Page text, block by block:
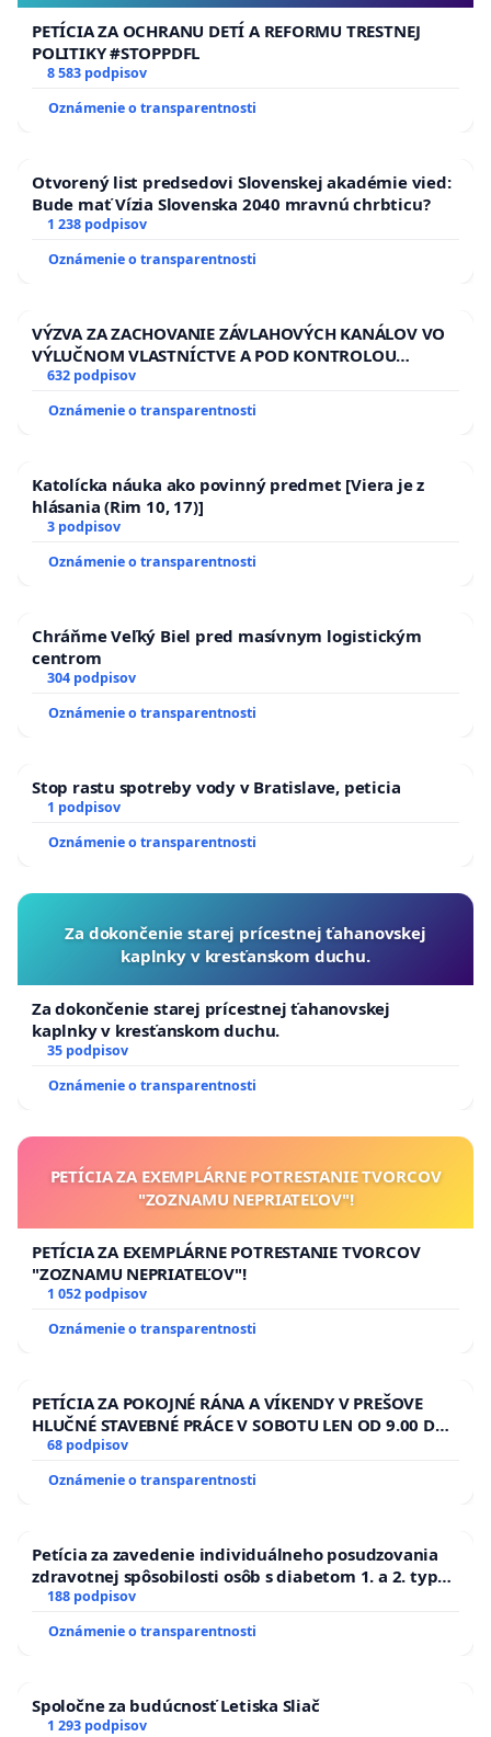
PETÍCIA ZA OCHRANU DETÍ A REFORMU TRESTNEJ
POLITIKY #STOPPDFL
8 583 podpisov
Oznámenie o transparentnosti
Otvorený list predsedovi Slovenskej akadémie vied:
Bude mať Vízia Slovenska 2040 mravnú chrbticu?
1 238 podpisov
Oznámenie o transparentnosti
VÝZVA ZA ZACHOVANIE ZÁVLAHOVÝCH KANÁLOV VO
VÝLUČNOM VLASTNÍCTVE A POD KONTROLOU
SLOVENSKEJ REPUBLIKY & žiadosť na riešenie
zanedbaného stavu závlahových a odvodňovacích
kanálov na Slovensku
632 podpisov
Oznámenie o transparentnosti
Katolícka náuka ako povinný predmet [Viera je z
hlásania (Rim 10, 17)]
3 podpisov
Oznámenie o transparentnosti
Chráňme Veľký Biel pred masívnym logistickým
centrom
304 podpisov
Oznámenie o transparentnosti
Stop rastu spotreby vody v Bratislave, peticia
1 podpisov
Oznámenie o transparentnosti
Za dokončenie starej prícestnej ťahanovskej
kaplnky v kresťanskom duchu.
Za dokončenie starej prícestnej ťahanovskej
kaplnky v kresťanskom duchu.
35 podpisov
Oznámenie o transparentnosti
PETÍCIA ZA EXEMPLÁRNE POTRESTANIE TVORCOV
"ZOZNAMU NEPRIATEĽOV"!
PETÍCIA ZA EXEMPLÁRNE POTRESTANIE TVORCOV
"ZOZNAMU NEPRIATEĽOV"!
1 052 podpisov
Oznámenie o transparentnosti
PETÍCIA ZA POKOJNÉ RÁNA A VÍKENDY V PREŠOVE
HLUČNÉ STAVEBNÉ PRÁCE V SOBOTU LEN OD 9.00 DO
13.00 HOD., CEZ PRACOVNÝ TÝŽDEŇ CIEĽ 8.00 – 18.00
HOD. A PRAVIDELNÁ KONTROLA STAVBY C-AREA NA
ĎUMBIERSKEJ/MAGU
68 podpisov
Oznámenie o transparentnosti
Petícia za zavedenie individuálneho posudzovania
zdravotnej spôsobilosti osôb s diabetom 1. a 2. typu
pri prijímaní do Policajného zboru SR
188 podpisov
Oznámenie o transparentnosti
Spoločne za budúcnosť Letiska Sliač
1 293 podpisov